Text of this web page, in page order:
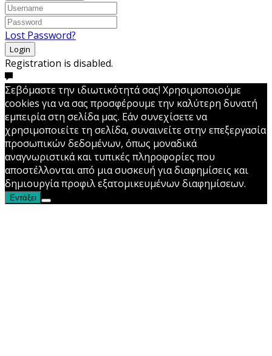
Lost Password?
Login
Registration is disabled.
Σεβόμαστε την ιδιωτικότητά σας! Χρησιμοποιούμε
cookies για να σας προσφέρουμε την καλύτερη δυνατή
εμπειρία στη σελίδα μας. Εάν συνεχίσετε να
χρησιμοποιείτε τη σελίδα, συναινείτε στην επεξεργασία
προσωπικών δεδομένων, όπως μοναδικά
αναγνωριστικά και τυπικές πληροφορίες που
αποστέλλονται από μια συσκευή για διαφημίσεις και
δημιουργία προφιλ εξατομικευμένων διαφημίσεων.
Εντάξει